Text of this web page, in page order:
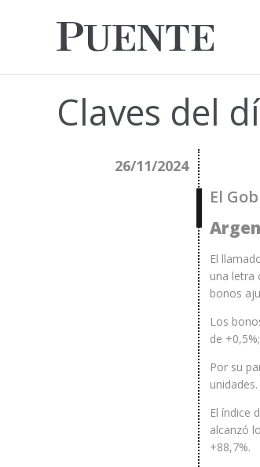
Claves del
26/11/2024
El
El
una letra
bonos
Los
de
Por su
El índice
alcanzó
+88,7%.